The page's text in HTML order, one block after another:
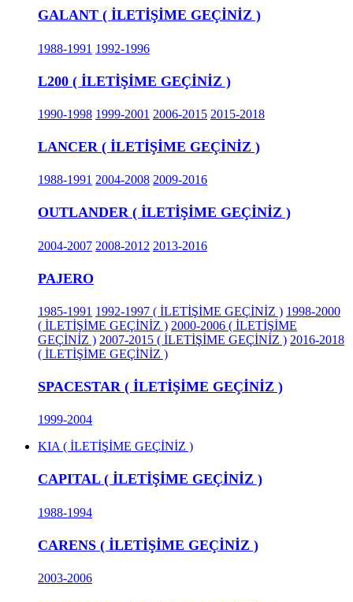
GALANT ( İLETİŞİME GEÇİNİZ )
1988-1991 1992-1996
L200 ( İLETİŞİME GEÇİNİZ )
1990-1998 1999-2001 2006-2015 2015-2018
LANCER ( İLETİŞİME GEÇİNİZ )
1988-1991 2004-2008 2009-2016
OUTLANDER ( İLETİŞİME GEÇİNİZ )
2004-2007 2008-2012 2013-2016
PAJERO
1985-1991 1992-1997 ( İLETİŞİME GEÇİNİZ ) 1998-2000
( İLETİŞİME GEÇİNİZ ) 2000-2006 ( İLETİŞİME
GEÇİNİZ ) 2007-2015 ( İLETİŞİME GEÇİNİZ ) 2016-2018
( İLETİŞİME GEÇİNİZ )
SPACESTAR ( İLETİŞİME GEÇİNİZ )
1999-2004
KIA ( İLETİŞİME GEÇİNİZ )
CAPITAL ( İLETİŞİME GEÇİNİZ )
1988-1994
CARENS ( İLETİŞİME GEÇİNİZ )
2003-2006